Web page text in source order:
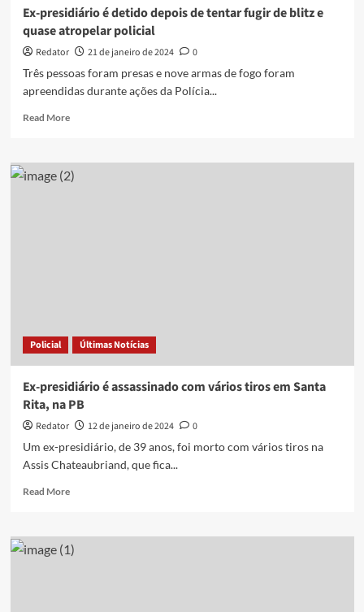
Ex-presidiário é detido depois de tentar fugir de blitz e
quase atropelar policial
Redator 21 de janeiro de 2024
0
Três pessoas foram presas e nove armas de fogo foram
apreendidas durante ações da Polícia...
Read MoreRead
Ex-
presidiário
atropelar
Policial Últimas Notícias
Ex-presidiário é assassinado com vários tiros em Santa
Rita, na PB
Redator 12 de janeiro de 2024
0
Um ex-presidiário, de 39 anos, foi morto com vários tiros na
Assis Chateaubriand, que fica...
Read MoreRead
Ex-
presidiário